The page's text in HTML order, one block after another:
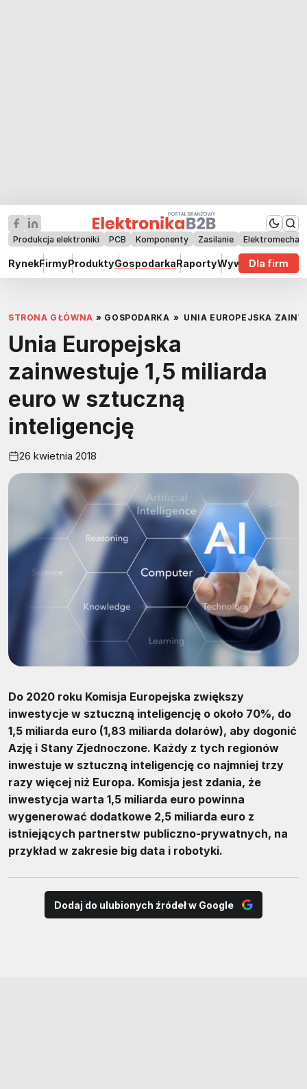
Produkcja elektroniki PCB Komponenty Zasilanie
RynekFirmyProduktyGospodarkaRaportyWywiadyDla firm
STRONA GŁÓWNA » GOSPODARKA » UNIA EUROPEJSKA
Unia Europejska
zainwestuje 1,5 miliarda
euro w sztuczną
inteligencję
26 kwietnia 2018
Do 2020 roku Komisja Europejska zwiększy
inwestycje w sztuczną inteligencję o około 70%, do
1,5 miliarda euro (1,83 miliarda dolarów), aby dogonić
Azję i Stany Zjednoczone. Każdy z tych regionów
inwestuje w sztuczną inteligencję co najmniej trzy
razy więcej niż Europa. Komisja jest zdania, że ​​
inwestycja warta 1,5 miliarda euro powinna
wygenerować dodatkowe 2,5 miliarda euro z
istniejących partnerstw publiczno-prywatnych, na
przykład w zakresie big data i robotyki.
Dodaj do ulubionych źródeł w Google